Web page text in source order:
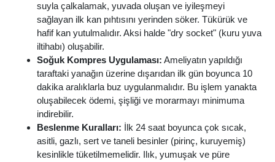
suyla çalkalamak, yuvada oluşan ve iyileşmeyi
sağlayan ilk kan pıhtısını yerinden söker. Tükürük ve
hafif kan yutulmalıdır. Aksi halde "dry socket" (kuru yuva
iltihabı) oluşabilir.
Soğuk Kompres Uygulaması: Ameliyatın yapıldığı
taraftaki yanağın üzerine dışarıdan ilk gün boyunca 10
dakika aralıklarla buz uygulanmalıdır. Bu işlem yanakta
oluşabilecek ödemi, şişliği ve morarmayı minimuma
indirebilir.
Beslenme Kuralları: İlk 24 saat boyunca çok sıcak,
asitli, gazlı, sert ve taneli besinler (pirinç, kuruyemiş)
kesinlikle tüketilmemelidir. Ilık, yumuşak ve püre